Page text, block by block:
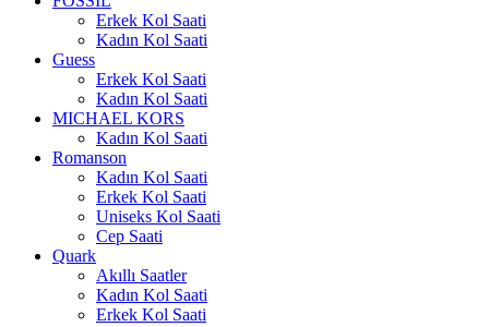
Erkek Kol Saati
Kadın Kol Saati
Guess
Erkek Kol Saati
Kadın Kol Saati
MICHAEL KORS
Kadın Kol Saati
Romanson
Kadın Kol Saati
Erkek Kol Saati
Uniseks Kol Saati
Cep Saati
Quark
Akıllı Saatler
Kadın Kol Saati
Erkek Kol Saati